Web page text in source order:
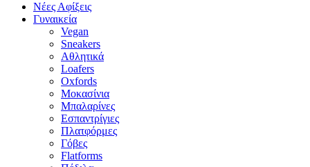
Νέες Αφίξεις
Γυναικεία
Vegan
Sneakers
Αθλητικά
Loafers
Oxfords
Μοκασίνια
Μπαλαρίνες
Εσπαντρίγιες
Πλατφόρμες
Γόβες
Flatforms